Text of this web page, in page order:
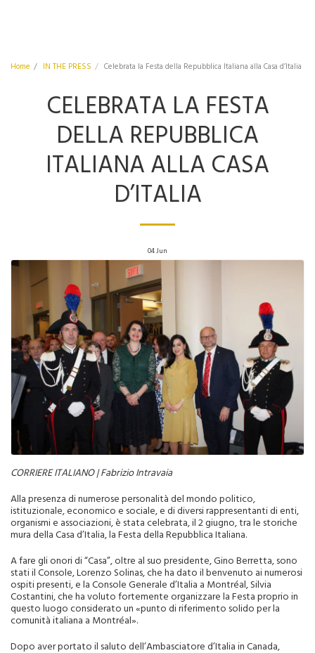
Home IN THE PRESS Celebrata la Festa della Repubblica Italiana alla Casa d’Italia
CELEBRATA LA FESTA
DELLA REPUBBLICA
ITALIANA ALLA CASA
D’ITALIA
04Jun
CORRIERE ITALIANO | Fabrizio Intravaia
Alla presenza di numerose personalità del mondo politico,
istituzionale, economico e sociale, e di diversi rappresentanti di enti,
organismi e associazioni, è stata celebrata, il 2 giugno, tra le storiche
mura della Casa d’Italia, la Festa della Repubblica Italiana.
A fare gli onori di “Casa”, oltre al suo presidente, Gino Berretta, sono
stati il Console, Lorenzo Solinas, che ha dato il benvenuto ai numerosi
ospiti presenti, e la Console Generale d’Italia a Montréal, Silvia
Costantini, che ha voluto fortemente organizzare la Festa proprio in
questo luogo considerato un «punto di riferimento solido per la
comunità italiana a Montréal».
Dopo aver portato il saluto dell’Ambasciatore d’Italia in Canada,